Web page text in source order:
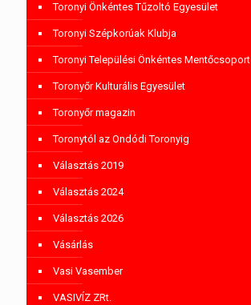
Toronyi Önkéntes Tűzoltó Egyesület
Toronyi Szépkorúak Klubja
Toronyi Települési Önkéntes Mentőcsoport
Toronyőr Kulturális Egyesület
Toronyőr magazin
Toronytól az Ondódi Toronyig
Választás 2019
Választás 2024
Választás 2026
Vásárlás
Vasi Vasember
VASIVÍZ ZRt.